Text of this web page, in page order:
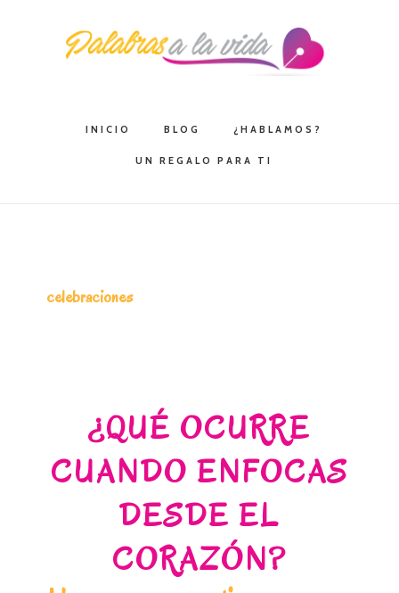
contenido
INICIO BLOG ¿HABLAMOS?
UN REGALO PARA TI
celebraciones
¿QUÉ OCURRE
CUANDO ENFOCAS
DESDE EL
CORAZÓN?